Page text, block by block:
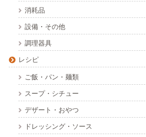
消耗品
設備・その他
調理器具
レシピ
ご飯・パン・麺類
スープ・シチュー
デザート・おやつ
ドレッシング・ソース